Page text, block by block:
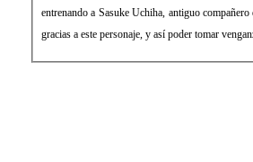
entrenando a Sasuke Uchiha, antiguo
gracias a este personaje, y así poder tomar